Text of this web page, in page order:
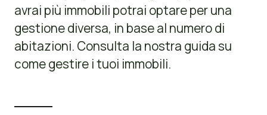
avrai più immobili potrai optare per una
gestione diversa, in base al numero di
abitazioni. Consulta la nostra guida su
come gestire i tuoi immobili.